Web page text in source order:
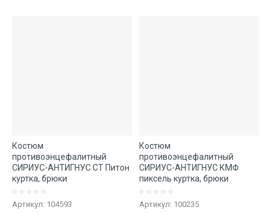
Костюм
противоэнцефалитный
СИРИУС-АНТИГНУС СТ Питон
куртка, брюки
Артикул: 104593
Костюм
противоэнцефалитный
СИРИУС-АНТИГНУС КМФ
пиксель куртка, брюки
Артикул: 100235